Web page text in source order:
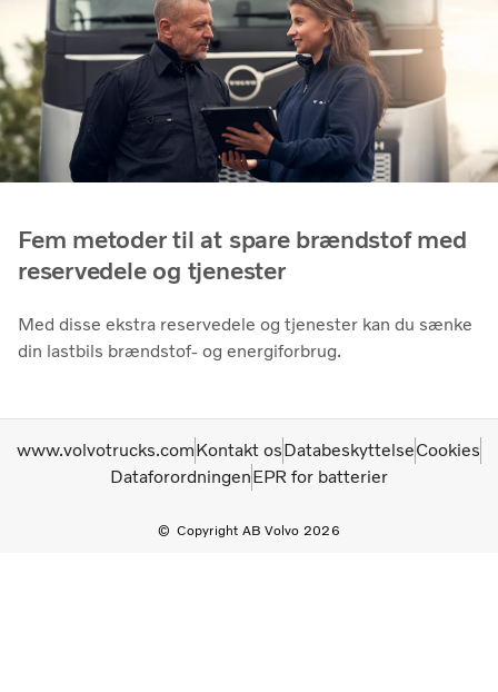
Fem metoder til at spare brændstof med
reservedele og tjenester
Med disse ekstra reservedele og tjenester kan du sænke
din lastbils brændstof- og energiforbrug.
Copyright AB Volvo 2026
www.volvotrucks.comKontakt osDatabeskyttelseCookies
DataforordningenEPR for batterier